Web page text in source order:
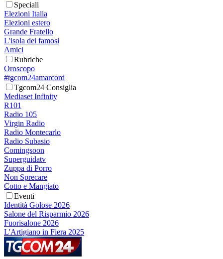
Speciali
Elezioni Italia
Elezioni estero
Grande Fratello
L'isola dei famosi
Amici
Rubriche
Oroscopo
#tgcom24amarcord
Tgcom24 Consiglia
Mediaset Infinity
R101
Radio 105
Virgin Radio
Radio Montecarlo
Radio Subasio
Comingsoon
Superguidatv
Zuppa di Porro
Non Sprecare
Cotto e Mangiato
Eventi
Identità Golose 2026
Salone del Risparmio 2026
Fuorisalone 2026
L'Artigiano in Fiera 2025